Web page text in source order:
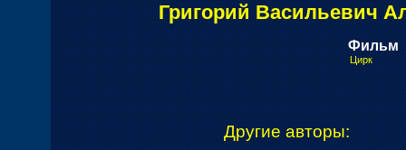
Григорий Васильевич
Фильм
Цирк
Другие авторы: